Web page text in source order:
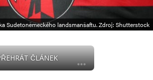
Sudetoněmeckého landsmanšaftu. Zdroj: Shutterstock
ČLÁNEK